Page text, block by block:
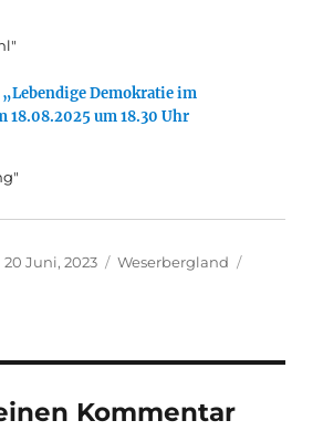
Demokratie im
18.08.2025 um 18.30 Uhr
Veröffentlicht
20 Juni, 2023 Kategorien
Weserbergland
Kommentar